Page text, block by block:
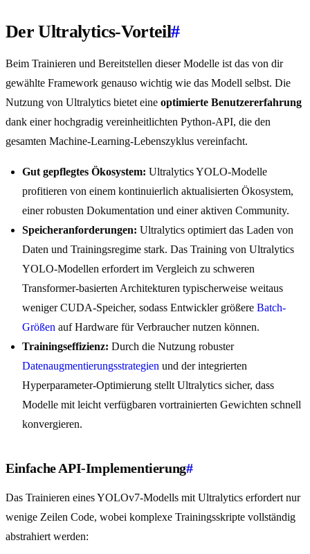
Der Ultralytics-Vorteil#
Beim Trainieren und Bereitstellen dieser Modelle ist das von dir
gewählte Framework genauso wichtig wie das Modell selbst. Die
Nutzung von Ultralytics bietet eine optimierte Benutzererfahrung
dank einer hochgradig vereinheitlichten Python-API, die den
gesamten Machine-Learning-Lebenszyklus vereinfacht.
Gut gepflegtes Ökosystem: Ultralytics YOLO-Modelle
profitieren von einem kontinuierlich aktualisierten Ökosystem,
einer robusten Dokumentation und einer aktiven Community.
Speicheranforderungen: Ultralytics optimiert das Laden von
Daten und Trainingsregime stark. Das Training von Ultralytics
YOLO-Modellen erfordert im Vergleich zu schweren
Transformer-basierten Architekturen typischerweise weitaus
weniger CUDA-Speicher, sodass Entwickler größere Batch-
Größen auf Hardware für Verbraucher nutzen können.
Trainingseffizienz: Durch die Nutzung robuster
Datenaugmentierungsstrategien und der integrierten
Hyperparameter-Optimierung stellt Ultralytics sicher, dass
Modelle mit leicht verfügbaren vortrainierten Gewichten schnell
konvergieren.
Einfache API-Implementierung#
Das Trainieren eines YOLOv7-Modells mit Ultralytics erfordert nur
wenige Zeilen Code, wobei komplexe Trainingsskripte vollständig
abstrahiert werden: